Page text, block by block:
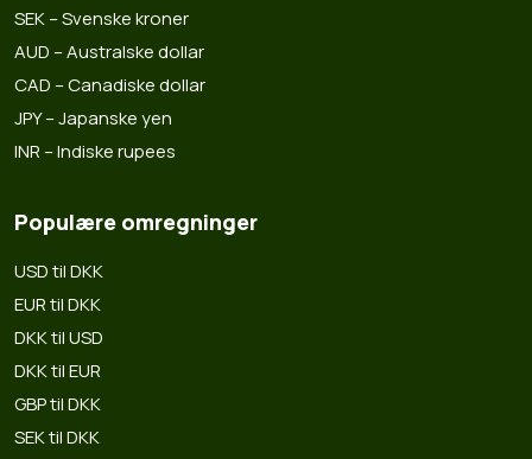
SEK – Svenske kroner
AUD – Australske dollar
CAD – Canadiske dollar
JPY – Japanske yen
INR – Indiske rupees
Populære omregninger
USD til DKK
EUR til DKK
DKK til USD
DKK til EUR
GBP til DKK
SEK til DKK